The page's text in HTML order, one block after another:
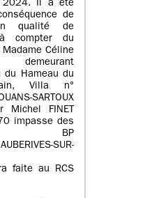
2024. Il a été
de
qualité de
compter du
Céline
du Hameau du
Villa n°
SARTOUX
Michel FINET
impasse des
BP
SUR-
faite au RCS